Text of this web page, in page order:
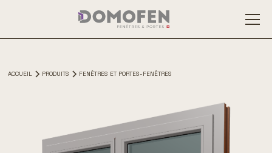
ACCUEIL PRODUITS FENÊTRES ET PORTES-FENÊTRES